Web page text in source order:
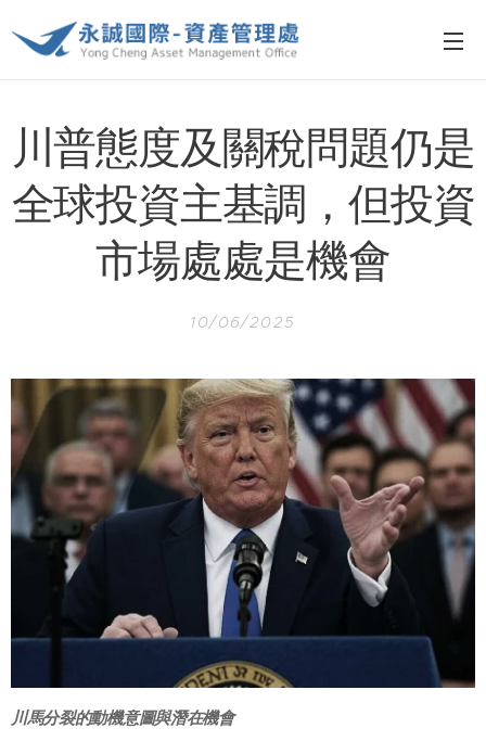
川普態度及關稅問題仍是
全球投資主基調，但投資
市場處處是機會
10/06/2025
川馬分裂的動機意圖與潛在機會